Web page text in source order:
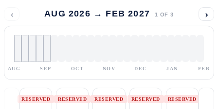
‹ AUG 2026 → FEB 2027 1 OF 3 ›
AUG SEP OCT NOV DEC JAN FEB
RESERVED RESERVED RESERVED RESERVED RESERVED